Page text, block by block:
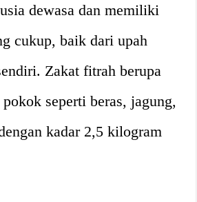
dewasa dan memiliki
cukup, baik dari upah
Zakat fitrah berupa
seperti beras, jagung,
kadar 2,5 kilogram